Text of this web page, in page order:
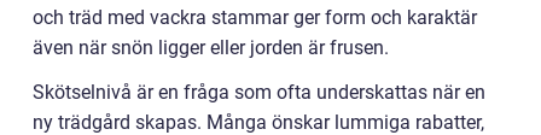
och träd med vackra stammar ger form och karaktär
även när snön ligger eller jorden är frusen.
Skötselnivå är en fråga som ofta underskattas när en
ny trädgård skapas. Många önskar lummiga rabatter,